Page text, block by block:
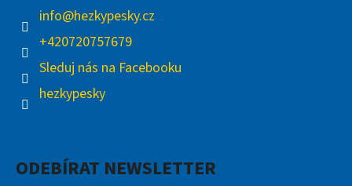
info@hezkypesky.cz
+420720757679
Sleduj nás na Facebooku
hezkypesky
ODEBÍRAT NEWSLETTER